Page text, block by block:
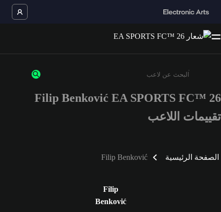
أدخل 3 أحرف أو أرقام على الأقل
Filip Benković EA SPORTS FC™ 26
تقييمات اللاعب
الصفحة الرئيسية Filip Benković
Filip
Benković